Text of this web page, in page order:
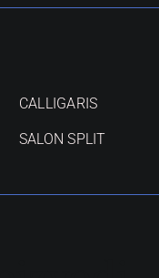
CALLIGARIS
SALON SPLIT